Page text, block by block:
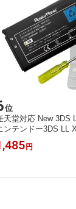
位
天堂対応 New 3DS
ンテンドー3DS LL
テリー 互換 PSE 認
ッテリー Nintendo
円